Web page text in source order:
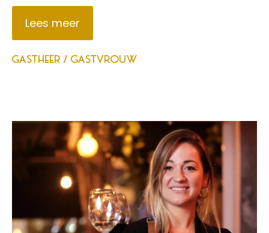
Lees meer
GASTHEER / GASTVROUW